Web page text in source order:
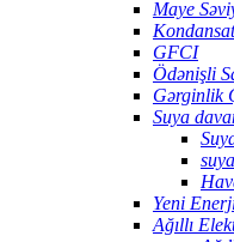
Maye
GFCI
Ödənişli
Gərginlik
Suya
Yeni
Ağıllı